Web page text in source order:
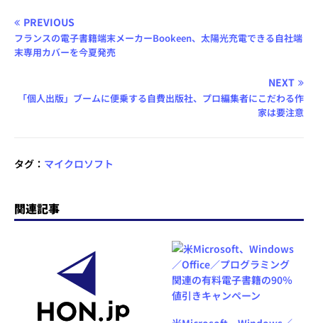
PREVIOUS
フランスの電子書籍端末メーカーBookeen、太陽光充電できる自社端
末専用カバーを今夏発売
NEXT
「個人出版」ブームに便乗する自費出版社、プロ編集者にこだわる作
家は要注意
タグ： マイクロソフト
関連記事